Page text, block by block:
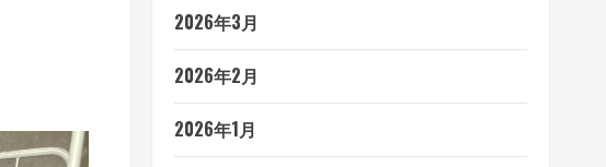
2026年3月
2026年2月
2026年1月